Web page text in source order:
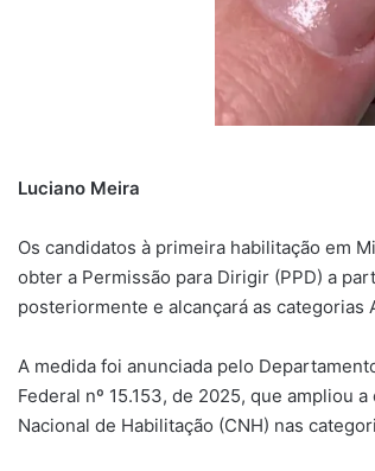
Luciano Meira
Os candidatos à primeira habilitação em
obter a Permissão para Dirigir (PPD) a
posteriormente e alcançará as categorias
A medida foi anunciada pelo
Federal nº 15.153, de 2025, que ampliou
Nacional de Habilitação (CNH) nas